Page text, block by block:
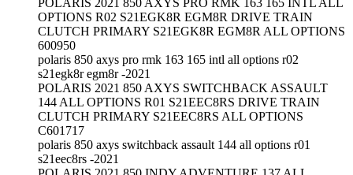
OPTIONS R02 S21EGK8R EGM8R DRIVE TRAIN
CLUTCH PRIMARY S21EGK8R EGM8R ALL OPTIONS
600950
polaris 850 axys pro rmk 163 165 intl all options r02
s21egk8r egm8r -2021
POLARIS 2021 850 AXYS SWITCHBACK ASSAULT
144 ALL OPTIONS R01 S21EEC8RS DRIVE TRAIN
CLUTCH PRIMARY S21EEC8RS ALL OPTIONS
C601717
polaris 850 axys switchback assault 144 all options r01
s21eec8rs -2021